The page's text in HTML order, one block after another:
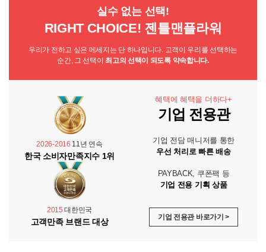
실수 없는 선택!
RIGHT CHOICE! 젠틀맨플라워
우리가 전하고 싶은 메세지는 단 하나입니다. 고객이 우리를 선택하는
순간, 그 선택이 최고의 선택이 되도록 약속합니다.
2026-2016 11년 연속
한국 소비자만족지수 1위
2015 대한민국
고객만족 브랜드 대상
혜택에 혜택을 더하다+
기업 전용관
기업 전담 매니저를 통한
우선 처리로 빠른 배송
PAYBACK, 쿠폰팩 등
기업 전용 기획 상품
기업 전용관 바로가기 >